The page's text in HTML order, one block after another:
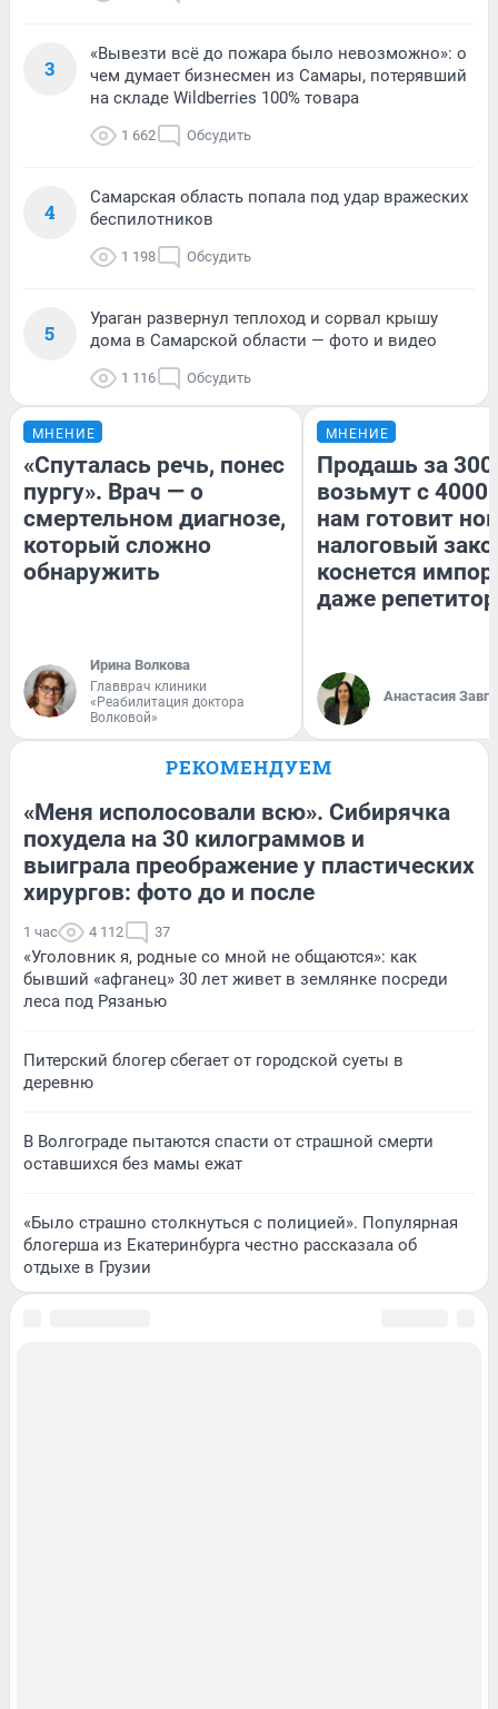
3
«Вывезти всё до пожара было невозможно»: о
чем думает бизнесмен из Самары, потерявший
на складе Wildberries 100% товара
1 662 Обсудить
4
Самарская область попала под удар вражеских
беспилотников
1 198 Обсудить
5
Ураган развернул теплоход и сорвал крышу
дома в Самарской области — фото и видео
1 116 Обсудить
МНЕНИЕ
«Спуталась речь, понес
пургу». Врач — о
смертельном диагнозе,
который сложно
обнаружить
Ирина Волкова
Главврач клиники
«Реабилитация доктора
Волковой»
МНЕНИЕ
Продашь за
возьмут с
нам готовит
налоговый
коснется
даже
Анастасия
РЕКОМЕНДУЕМ
«Меня исполосовали всю». Сибирячка
похудела на 30 килограммов и
выиграла преображение у пластических
хирургов: фото до и после
1 час 4 112 37
«Уголовник я, родные со мной не общаются»: как
бывший «афганец» 30 лет живет в землянке посреди
леса под Рязанью
Питерский блогер сбегает от городской суеты в
деревню
В Волгограде пытаются спасти от страшной смерти
оставшихся без мамы ежат
«Было страшно столкнуться с полицией». Популярная
блогерша из Екатеринбурга честно рассказала об
отдыхе в Грузии